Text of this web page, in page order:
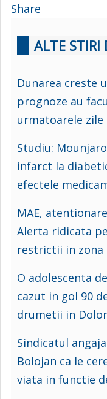
Share
ALTE STIRI
Dunarea creste
prognoze au
urmatoarele zile
Studiu:
infarct la
efectele
MAE,
Alerta ridicata
restrictii in zona
O adolescenta
cazut in gol 90
drumetii in
Sindicatul
Bolojan ca le
viata in functie